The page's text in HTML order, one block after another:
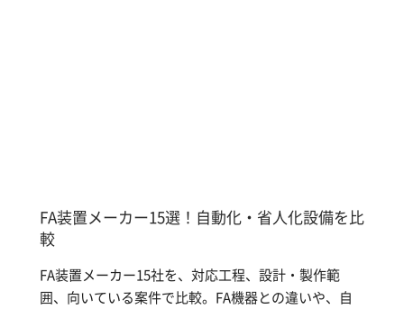
FA装置メーカー15選！自動化・省人化設備を比
較
FA装置メーカー15社を、対応工程、設計・製作範
囲、向いている案件で比較。FA機器との違いや、自